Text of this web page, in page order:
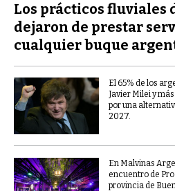
Los prácticos fluviales
dejaron de prestar
cualquier buque
El 65% de los
Javier Milei y
por una
2027.
En Malvinas
encuentro de
provincia de